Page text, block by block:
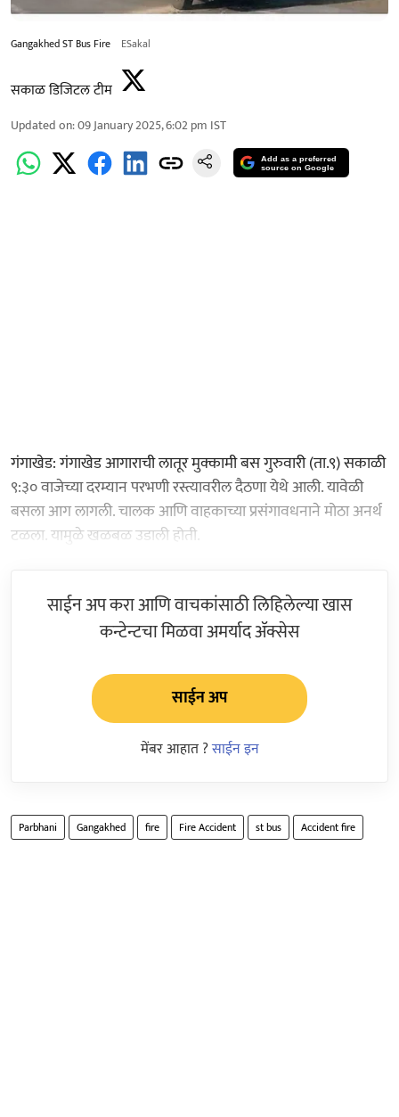
Gangakhed ST Bus Fire ESakal
सकाळ डिजिटल टीम
Updated on:09 January 2025, 6:02 pm IST
Add as a preferred
source on Google
गंगाखेड: गंगाखेड आगाराची लातूर मुक्कामी बस गुरुवारी (ता.९) सकाळी
९:३० वाजेच्या दरम्यान परभणी रस्त्यावरील दैठणा येथे आली. यावेळी
बसला आग लागली. चालक आणि वाहकाच्या प्रसंगावधनाने मोठा अनर्थ
टळला. यामुळे खळबळ उडाली होती.
साईन अप करा आणि वाचकांसाठी लिहिलेल्या खास
कन्टेन्टचा मिळवा अमर्याद ॲक्सेस
साईन अप
मेंबर आहात ?साईन इन
Parbhani Gangakhed fire Fire Accident st bus Accident fire